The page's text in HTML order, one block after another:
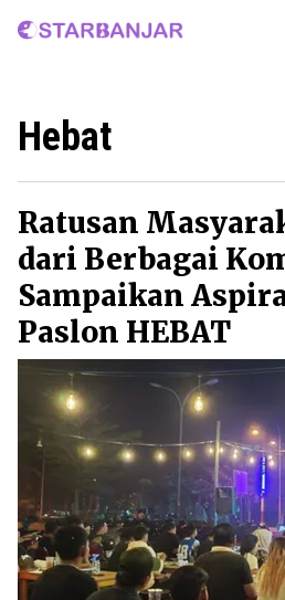
Home
Hebat
Ratusan
dari Berbagai
Sampaikan
Paslon HEBAT